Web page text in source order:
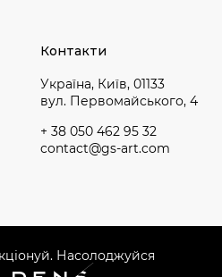
Контакти
Україна, Київ, 01133
вул. Первомайського, 4
+ 38 050 462 95 32
contact@gs-art.com
Насолоджуйся